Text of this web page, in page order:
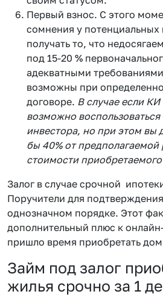
Первый взнос. С этого
сомнения у потенциальных
получать то, что
под 15-20 %
адекватными
возможны при
договоре. В случае если
возможно воспользоваться
инвестора, но при этом вы
бы 40% от
стоимости
Залог в случае срочной
Поручители для
однозначном порядке. Этот
дополнительный плюс к
пришло время приобретать
Займ под залог
жилья срочно за 1